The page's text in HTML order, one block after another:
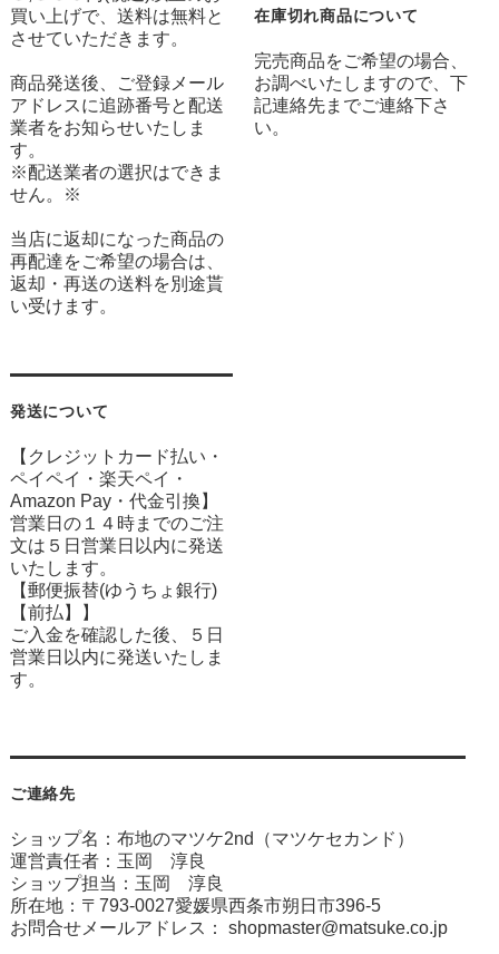
買い上げで、送料は無料と
させていただきます。
商品発送後、ご登録メール
アドレスに追跡番号と配送
業者をお知らせいたしま
す。
※配送業者の選択はできま
せん。※
当店に返却になった商品の
再配達をご希望の場合は、
返却・再送の送料を別途貰
い受けます。
発送について
【クレジットカード払い・
ペイペイ・楽天ペイ・
Amazon Pay・ 代金引換】
営業日の１４時までのご注
文は５日営業日以内に発送
いたします。
【郵便振替(ゆうちょ銀行)
【前払】】
ご入金を確認した後、５日
営業日以内に発送いたしま
す。
在庫切れ商品について
完売商品をご希望の場合、
お調べいたしますので、下
記連絡先までご連絡下さ
い。
ご連絡先
ショップ名：布地のマツケ2nd（マツケセカンド）
運営責任者：玉岡 淳良
ショップ担当：玉岡 淳良
所在地：〒793-0027愛媛県西条市朔日市396-5
お問合せメールアドレス： shopmaster@matsuke.co.jp